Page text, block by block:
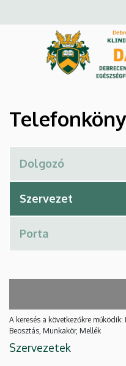
Debreceni
és
Intézet
a
A keresés a következőkre
Beosztás, Munkakör, Mellék
Szervezetek